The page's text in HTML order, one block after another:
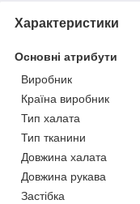
Характеристики
Основні атрибути
Виробник
Країна виробник
Тип халата
Тип тканини
Довжина халата
Довжина рукава
Застібка